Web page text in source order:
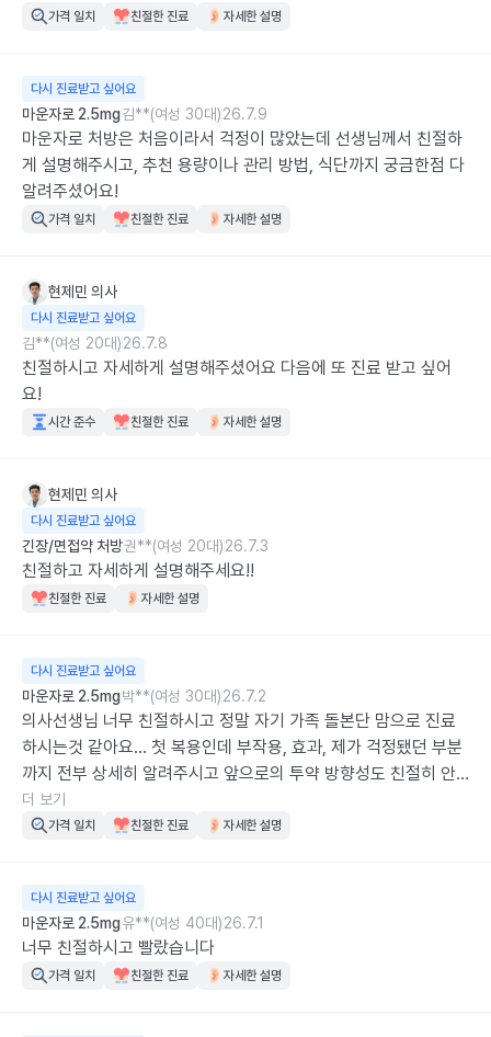
가격 일치 친절한 진료 자세한 설명
다시 진료받고 싶어요
마운자로 2.5mg김**(여성 30대)26.7.9
마운자로 처방은 처음이라서 걱정이 많았는데 선생님께서 친절하
게 설명해주시고, 추천 용량이나 관리 방법, 식단까지 궁금한점 다
알려주셨어요!
가격 일치 친절한 진료 자세한 설명
현제민 의사
다시 진료받고 싶어요
김**(여성 20대)26.7.8
친절하시고 자세하게 설명해주셨어요 다음에 또 진료 받고 싶어
요!
시간 준수 친절한 진료 자세한 설명
현제민 의사
다시 진료받고 싶어요
긴장/면접약 처방권**(여성 20대)26.7.3
친절하고 자세하게 설명해주세요!!
친절한 진료 자세한 설명
다시 진료받고 싶어요
마운자로 2.5mg박**(여성 30대)26.7.2
의사선생님 너무 친절하시고 정말 자기 가족 돌본단 맘으로 진료
하시는것 같아요... 첫 복용인데 부작용, 효과, 제가 걱정됐던 부분
까지 전부 상세히 알려주시고 앞으로의 투약 방향성도 친절히 안
내해주셨어요 병원에서 치유받고 가는 기분은 정말 오랜만이었습
니다 진료받은 후에 가족들에게도 엄청 추천했어요
더 보기
가격 일치 친절한 진료 자세한 설명
다시 진료받고 싶어요
마운자로 2.5mg유**(여성 40대)26.7.1
너무 친절하시고 빨랐습니다
가격 일치 친절한 진료 자세한 설명